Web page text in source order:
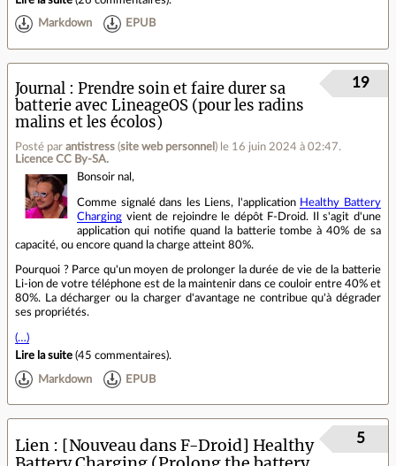
Markdown EPUB
Journal
Prendre soin et faire durer sa
batterie avec LineageOS (pour les radins
malins et les écolos)
Posté par antistress (site web personnel ) le 16 juin 2024 à 02:47.
Licence CC By‑SA.
19
Bonsoir nal,
Comme signalé dans les Liens, l'application Healthy Battery
Charging vient de rejoindre le dépôt F-Droid. Il s'agit d'une
application qui notifie quand la batterie tombe à 40% de sa
capacité, ou encore quand la charge atteint 80%.
Pourquoi ? Parce qu'un moyen de prolonger la durée de vie de la batterie
Li-ion de votre téléphone est de la maintenir dans ce couloir entre 40% et
80%. La décharger ou la charger d'avantage ne contribue qu'à dégrader
ses propriétés.
(…)
Lire la suite (45 commentaires).
Markdown EPUB
Lien
[Nouveau dans F-Droid] Healthy
5